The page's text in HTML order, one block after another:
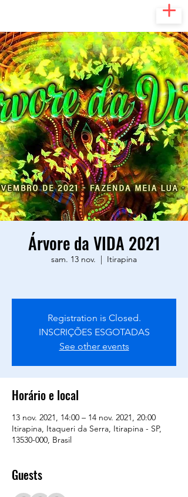
Árvore da VIDA 2021
sam. 13 nov.
  |
Itirapina
Registration is Closed.
INSCRIÇÕES ESGOTADAS
See other events
Horário e local
13 nov. 2021, 14:00 – 14 nov. 2021, 20:00
Itirapina, Itaqueri da Serra, Itirapina - SP,
13530-000, Brasil
Guests